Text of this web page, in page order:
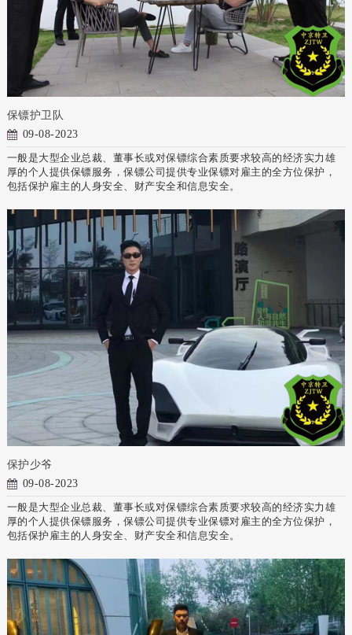
保镖护卫队
09-08-2023
一般是大型企业总裁、董事长或对保镖综合素质要求较高的经济实力雄
厚的个人提供保镖服务，保镖公司提供专业保镖对雇主的全方位保护，
包括保护雇主的人身安全、财产安全和信息安全。
保护少爷
09-08-2023
一般是大型企业总裁、董事长或对保镖综合素质要求较高的经济实力雄
厚的个人提供保镖服务，保镖公司提供专业保镖对雇主的全方位保护，
包括保护雇主的人身安全、财产安全和信息安全。